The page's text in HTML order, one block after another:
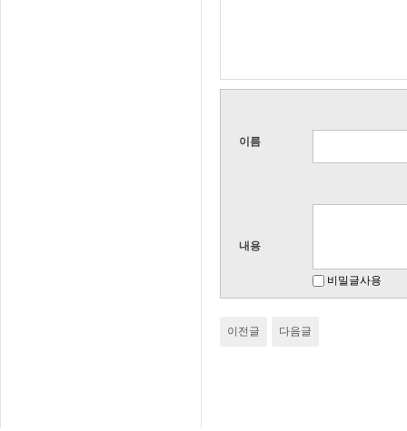
이름
내용
비밀글사용
이전글 다음글